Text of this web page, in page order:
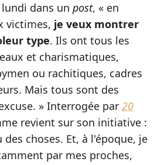
dans un post, « en
victimes, je veux montrer
type. Ils ont tous les
et charismatiques,
ou rachitiques, cadres
Mais tous sont des
» Interrogée par 20
revient sur son initiative :
des choses. Et, à l'époque, je
par mes proches,